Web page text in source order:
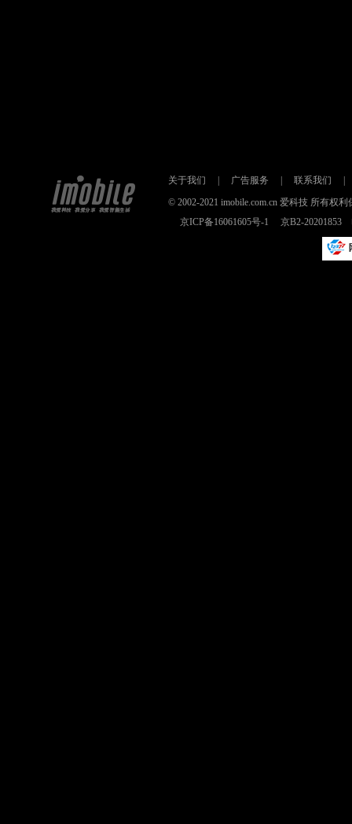
关于我们 广告服务 联系我们
© 2002-2021 imobile.com.cn 爱科技 所有权
京ICP备16061605号-1
京B2-20201853